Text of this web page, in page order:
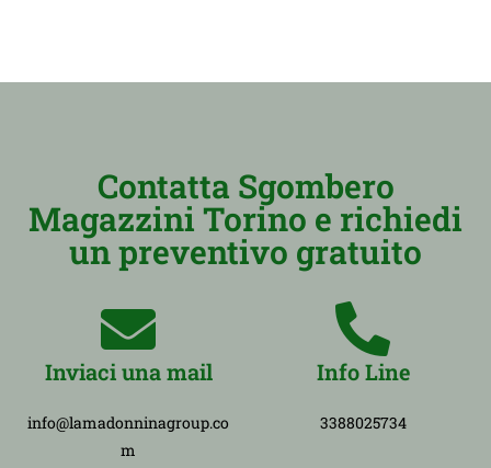
Contatta Sgombero
Magazzini Torino e richiedi
un preventivo gratuito
Inviaci una mail
info@lamadonninagroup.co
m
Info Line
3388025734